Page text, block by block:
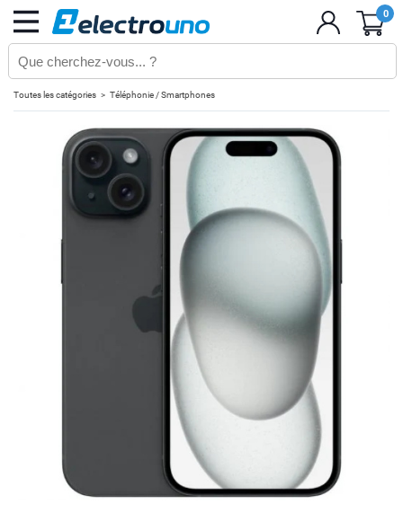
0
Toutes les catégories Téléphonie / Smartphones